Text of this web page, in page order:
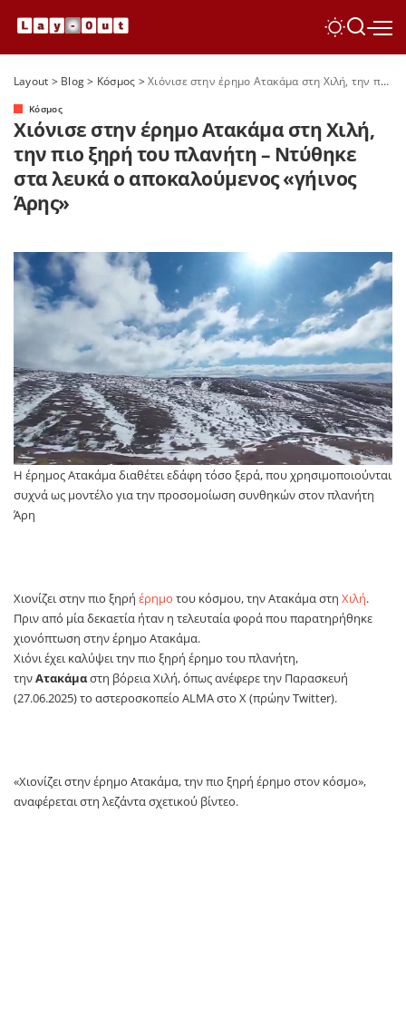
Layout > Blog> Κόσμος >Χιόνισε στην έρημο Ατακάμα στη Χιλή, την πιο ξηρή του πλανήτη – Ντύθηκε στα λευκά ο αποκαλούμενος «γήινος Άρης»
Κόσμος
Χιόνισε στην έρημο Ατακάμα στη Χιλή,
την πιο ξηρή του πλανήτη – Ντύθηκε
στα λευκά ο αποκαλούμενος «γήινος
Άρης»
Η έρημος Ατακάμα διαθέτει εδάφη τόσο ξερά, που χρησιμοποιούνται
συχνά ως μοντέλο για την προσομοίωση συνθηκών στον πλανήτη
Άρη
Χιονίζει στην πιο ξηρή έρημο του κόσμου, την Ατακάμα στη Χιλή.
Πριν από μία δεκαετία ήταν η τελευταία φορά που παρατηρήθηκε
χιονόπτωση στην έρημο Ατακάμα.
Χιόνι έχει καλύψει την πιο ξηρή έρημο του πλανήτη,
τηνΑτακάμαστη βόρεια Χιλή, όπως ανέφερε την Παρασκευή
(27.06.2025) το αστεροσκοπείο ALMA στο X (πρώην Twitter).
«Χιονίζει στην έρημο Ατακάμα, την πιο ξηρή έρημο στον κόσμο»,
αναφέρεται στη λεζάντα σχετικού βίντεο.